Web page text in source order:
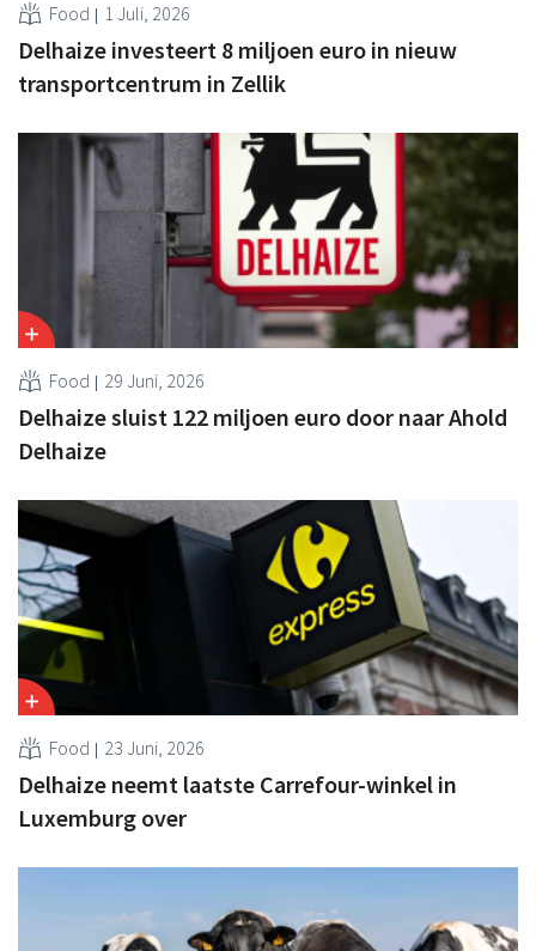
Food 1 Juli, 2026
Delhaize investeert 8 miljoen euro in nieuw
transportcentrum in Zellik
Food 29 Juni, 2026
Delhaize sluist 122 miljoen euro door naar Ahold
Delhaize
Food 23 Juni, 2026
Delhaize neemt laatste Carrefour-winkel in
Luxemburg over